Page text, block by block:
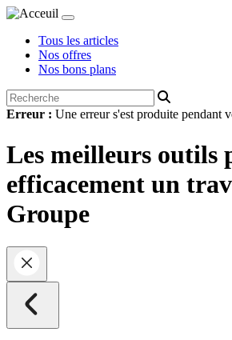
Tous les articles
Nos offres
Nos bons plans
Erreur : Une erreur s'est produite pendant
Les meilleurs outils
efficacement un
Groupe